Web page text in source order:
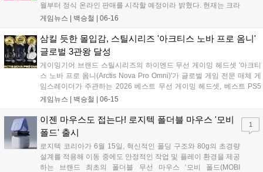
월부터 정식 온라인 판매를 시작할 예정이라 밝혔다. 현재는 크라
우드 펀딩 플랫폼, 텀블벅에서 예약 판매를 진행하고 있다. 이번
적용해 소장 가치를 높인 것이 특징이다....
게임뉴스 | 백승철 | 06-16
삼킬 듯한 몰입감, 스틸시리즈 '아크티스 노바 프로 옴니'
글로벌 3관왕 달성
게이밍기어 브랜드 스틸시리즈의 하이엔드 무선 게이밍 헤드셋 '아크티
스 노바 프로 옴니(Arctis Nova Pro Omni)'가 글로벌 게임 전문 매체 게
임스레이더가 주관하는 2026 베스트 무선 게이밍 헤드셋, 베스트 PS5
헤드셋, 베스트 럭셔리 닌텐도 스위치 헤드셋 등 3개 부문에 선정됐다.
최대 4개의 오디오 소스를 동시에 믹스하여 재생하는 기술력을 인정받
았다....
게임뉴스 | 백승철 | 06-15
이젠 마우스도 접는다! 로지텍 폴더블 마우스 '모비
폴드' 출시
로지텍 코리아가 6월 15일, 혁신적인 폴딩 구조와 80g의 초경량
설계를 적용해 이동 중에도 안정적인 작업 및 플레이 환경을 제공
하는 브랜드 최초의 폴더블 무선 마우스 ‘모비 폴드(MOBI
1